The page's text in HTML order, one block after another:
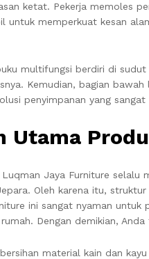
ketat. Pekerja memoles
untuk memperkuat kesan
multifungsi berdiri di
Kemudian, bagian
penyimpanan yang
Utama
Jaya Furniture
Oleh karena itu,
ini sangat nyaman untuk
Dengan demikian,
material kain dan